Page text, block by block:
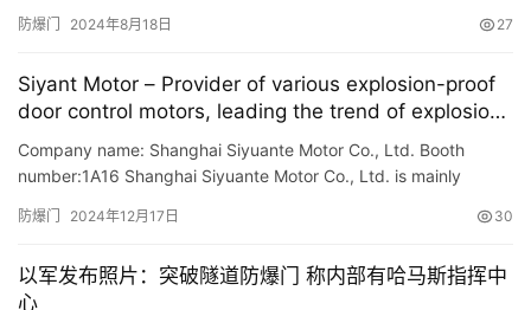
的沖擊力傷害人體。但是，這種門也有缺點，就是在發生火災時，
啟。所以，建議大傢不要選擇這種門。另外，如果傢裡有老人和小
孩，最好不要選…
防爆门 2024年8月18日 27
Siyant Motor – Provider of various explosion-proof
door control motors, leading the trend of explosion-
proof door motor industry
Company name: Shanghai Siyuante Motor Co., Ltd. Booth
number:1A16 Shanghai Siyuante Motor Co., Ltd. is mainly
rollin…
防爆门 2024年12月17日 30
以军发布照片：突破隧道防爆门 称内部有哈马斯指挥中
心